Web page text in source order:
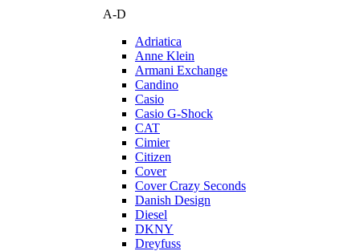
A-D
Adriatica
Anne Klein
Armani Exchange
Candino
Casio
Casio G-Shock
CAT
Cimier
Citizen
Cover
Cover Crazy Seconds
Danish Design
Diesel
DKNY
Dreyfuss